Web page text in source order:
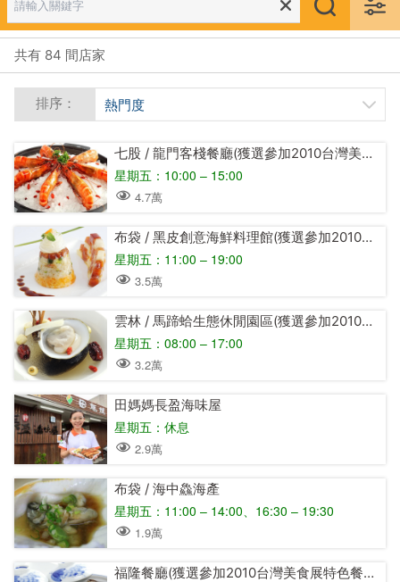
共有 84 間店家
排序： 熱門度
七股 / 龍門客棧餐廳(獲選參加2010台灣美食展特色餐廳)
星期五：10:00 – 15:00
4.7萬
布袋 / 黑皮創意海鮮料理館(獲選參加2010台灣美食展特色餐廳)
星期五：11:00 – 19:00
3.5萬
雲林 / 馬蹄蛤生態休閒園區(獲選參加2010台灣美食展特色餐廳)
星期五：08:00 – 17:00
3.2萬
田媽媽長盈海味屋
星期五：休息
2.9萬
布袋 / 海中鱻海產
星期五：11:00 – 14:00、16:30 – 19:30
1.9萬
福隆餐廳(獲選參加2010台灣美食展特色餐廳)